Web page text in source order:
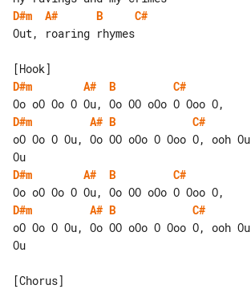
D#m
A# B
C#
Out, roaring rhymes
D#m
A# B
C#
D#m
A# B
C#
oO Oo O Ou, Oo OO oOo O Ooo O, ooh Ou
D#m
A# B
C#
D#m
A# B
C#
oO Oo O Ou, Oo OO oOo O Ooo O, ooh Ou
Ou